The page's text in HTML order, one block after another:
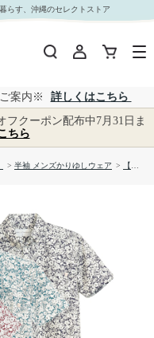
｜おきなわセレクト サンエー公式通販
らす、沖縄のセレクトストア
案内※
詳しくはこちら
フクーポン配布中7月31日ま
ちら
> 半袖 メンズかりゆしウェア > 【送料無料】形態安定 小花総柄 かりゆしウェアP1025-03